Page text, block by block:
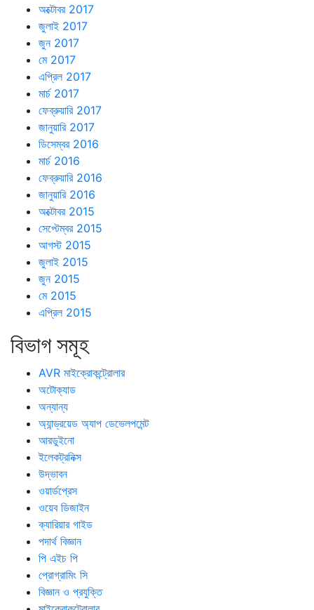
অক্টোবর 2017
জুলাই 2017
জুন 2017
মে 2017
এপ্রিল 2017
মার্চ 2017
ফেব্রুয়ারি 2017
জানুয়ারি 2017
ডিসেম্বর 2016
মার্চ 2016
ফেব্রুয়ারি 2016
জানুয়ারি 2016
অক্টোবর 2015
সেপ্টেম্বর 2015
আগস্ট 2015
জুলাই 2015
জুন 2015
মে 2015
এপ্রিল 2015
বিভাগ সমূহ
AVR মাইক্রোকন্ট্রোলার
অটোক্যাড
অন্যান্য
অ্যান্ড্রয়েড অ্যাপ ডেভেলপমেন্ট
আরডুইনো
ইলেকট্রনিক্স
উদ্ভাবন
ওয়ার্ডপ্রেস
ওয়েব ডিজাইন
ক্যারিয়ার গাইড
পদার্থ বিজ্ঞান
পি এইচ পি
প্রোগ্রামিং সি
বিজ্ঞান ও প্রযুক্তি